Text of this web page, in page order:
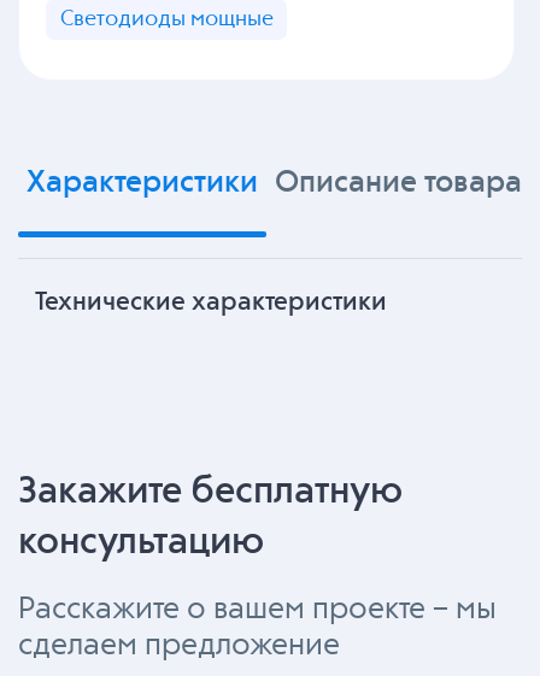
Светодиоды мощные
Характеристики Описание товара
Технические характеристики
Закажите бесплатную
консультацию
Расскажите о вашем проекте – мы
сделаем предложение